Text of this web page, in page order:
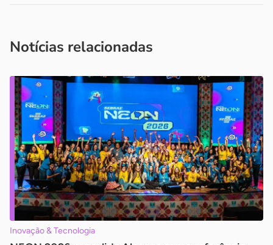
Notícias relacionadas
Inovação & Tecnologia